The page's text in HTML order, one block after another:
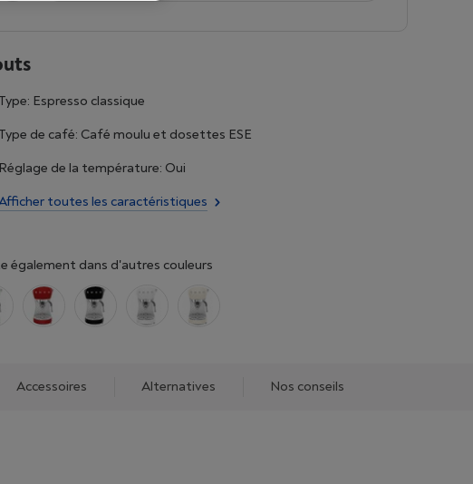
Type: Espresso classique
Type de café: Café moulu et dosettes ESE
Réglage de la température: Oui
toutes les caractéristiques
également dans d'autres couleurs
Accessoires Alternatives Nos conseils